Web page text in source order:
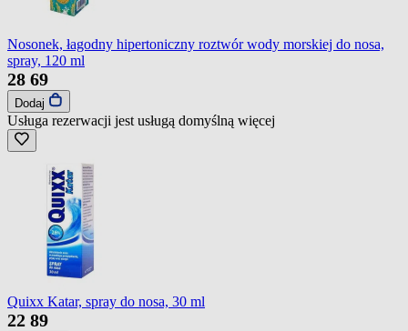
Nosonek, łagodny hipertoniczny roztwór wody morskiej do nosa,
spray, 120 ml
28 69
Dodaj
Usługa rezerwacji jest usługą domyślną więcej
Quixx Katar, spray do nosa, 30 ml
22 89